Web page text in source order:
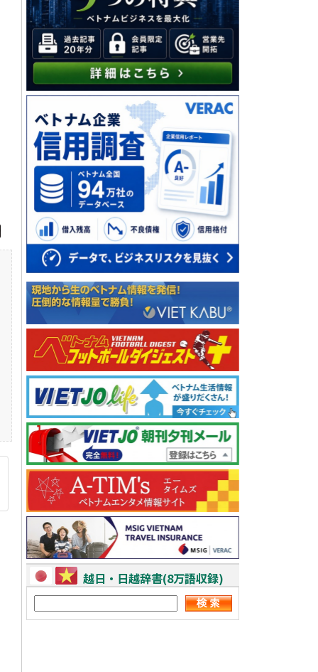
越日・日越辞書(8万語収録)